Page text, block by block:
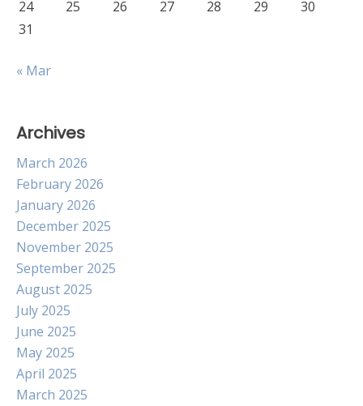
24 25 26 27 28 29
30
31
« Mar
Archives
March 2026
February 2026
January 2026
December 2025
November 2025
September 2025
August 2025
July 2025
June 2025
May 2025
April 2025
March 2025